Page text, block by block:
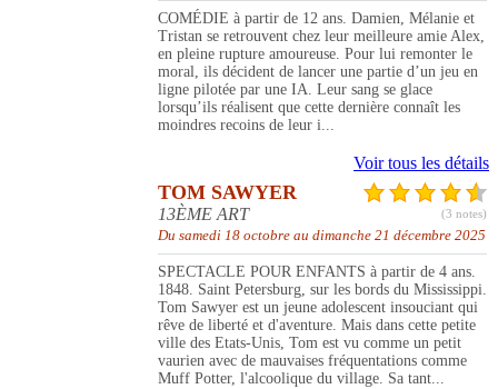
COMÉDIE à partir de 12 ans. Damien, Mélanie et
Tristan se retrouvent chez leur meilleure amie Alex,
en pleine rupture amoureuse. Pour lui remonter le
moral, ils décident de lancer une partie d’un jeu en
ligne pilotée par une IA. Leur sang se glace
lorsqu’ils réalisent que cette dernière connaît les
moindres recoins de leur i...
Voir tous les détails
(3 notes)
TOM SAWYER
13ÈME ART
Du samedi 18 octobre au dimanche 21 décembre 2025
SPECTACLE POUR ENFANTS à partir de 4 ans.
1848. Saint Petersburg, sur les bords du Mississippi.
Tom Sawyer est un jeune adolescent insouciant qui
rêve de liberté et d'aventure. Mais dans cette petite
ville des Etats-Unis, Tom est vu comme un petit
vaurien avec de mauvaises fréquentations comme
Muff Potter, l'alcoolique du village. Sa tant...